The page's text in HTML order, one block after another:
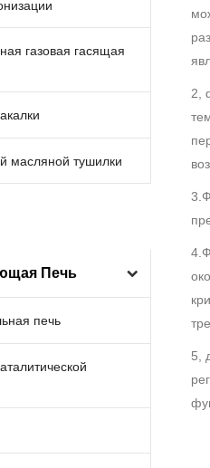
газовая гасящая
масляной тушилки
Печь
печь
2,
5,